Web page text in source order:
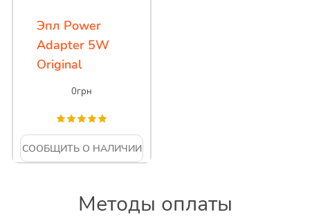
Эпл Power
Adapter 5W
Original
0грн
СООБЩИТЬ О НАЛИЧИИ
Методы оплаты